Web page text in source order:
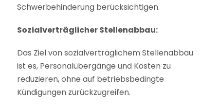
Schwerbehinderung berücksichtigen.
Sozialverträglicher Stellenabbau:
Das Ziel von sozialverträglichem Stellenabbau
ist es, Personalübergänge und Kosten zu
reduzieren, ohne auf betriebsbedingte
Kündigungen zurückzugreifen.